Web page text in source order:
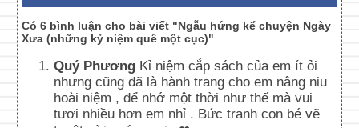
Có 6 bình luận cho bài viết "Ngẫu hứng kể chuyện Ngày
Xưa (những kỷ niệm quê một cục)"
Quý Phương Kỉ niệm cắp sách của em ít ỏi
nhưng cũng đã là hành trang cho em nâng niu
hoài niệm , để nhớ một thời như thế mà vui
tươi nhiều hơn em nhỉ . Bức tranh con bé vẽ